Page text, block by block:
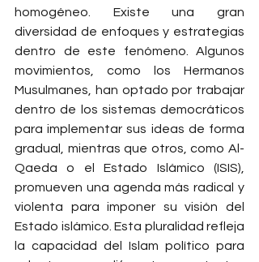
homogéneo. Existe una gran
diversidad de enfoques y estrategias
dentro de este fenómeno. Algunos
movimientos, como los Hermanos
Musulmanes, han optado por trabajar
dentro de los sistemas democráticos
para implementar sus ideas de forma
gradual, mientras que otros, como Al-
Qaeda o el Estado Islámico (ISIS),
promueven una agenda más radical y
violenta para imponer su visión del
Estado islámico. Esta pluralidad refleja
la capacidad del Islam político para